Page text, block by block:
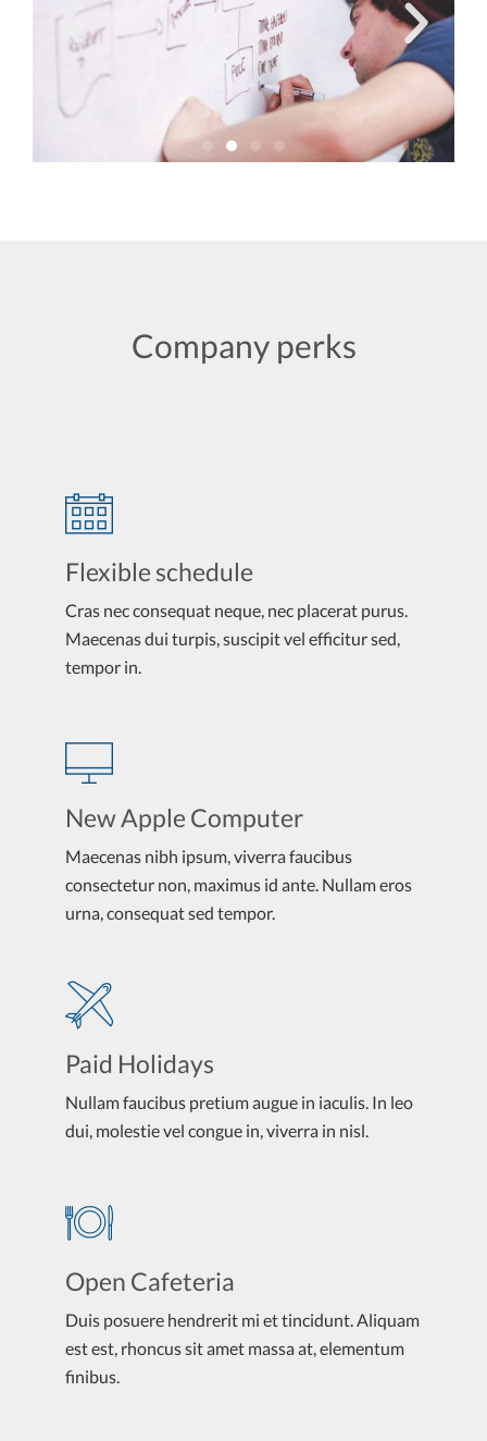
Company perks
Flexible schedule
Cras nec consequat neque, nec placerat purus.
Maecenas dui turpis, suscipit vel efficitur sed,
tempor in.
New Apple Computer
Maecenas nibh ipsum, viverra faucibus
consectetur non, maximus id ante. Nullam eros
urna, consequat sed tempor.
Paid Holidays
Nullam faucibus pretium augue in iaculis. In leo
dui, molestie vel congue in, viverra in nisl.
Open Cafeteria
Duis posuere hendrerit mi et tincidunt. Aliquam
est est, rhoncus sit amet massa at, elementum
finibus.